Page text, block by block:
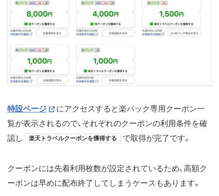
特設ページ
にアクセスすると楽パック専用クーポン一
覧が表示されるので、それぞれのクーポンの利用条件を確
認し
楽天トラベルクーポンを獲得する で取得が完了です。
クーポンには先着利用枚数が設定されているため、高額ク
ーポンは早めに配布終了してしまうケースもあります。